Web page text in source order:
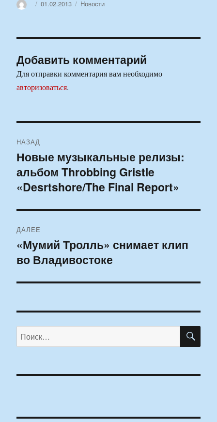
АвторОпубликовано
01.02.2013 Рубрики
Новости
Добавить комментарий
Для отправки комментария вам необходимо
авторизоваться.
по
записям
НАЗАД
Предыдущая
запись:
Новые музыкальные релизы:
альбом Throbbing Gristle
«Desrtshore/The Final Report»
ДАЛЕЕ
Следующая
запись:
«Мумий Тролль» снимает клип
во Владивостоке
Искать: